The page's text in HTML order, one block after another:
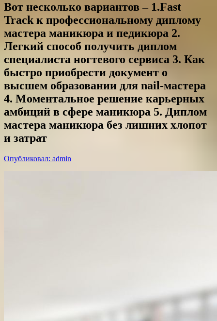
Вот несколько вариантов – 1.Fast
Track к профессиональному диплому
мастера маникюра и педикюра 2.
Легкий способ получить диплом
специалиста ногтевого сервиса 3. Как
быстро приобрести документ о
высшем образовании для nail-мастера
4. Моментальное решение карьерных
амбиций в сфере маникюра 5. Диплом
мастера маникюра без лишних хлопот
и затрат
Опубликовал: admin